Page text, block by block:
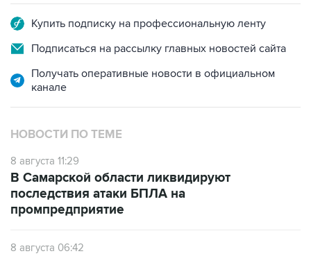
Купить подписку на профессиональную ленту
Подписаться на рассылку главных новостей сайта
Получать оперативные новости в официальном
канале
НОВОСТИ ПО ТЕМЕ
8 августа 11:29
В Самарской области ликвидируют
последствия атаки БПЛА на
промпредприятие
8 августа 06:42